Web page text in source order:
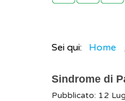
Sei qui: Home
Sindrome di
Pubblicato: 12